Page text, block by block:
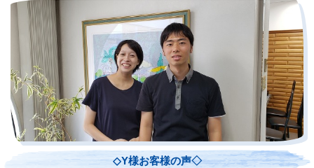
◇Y様お客様の声◇